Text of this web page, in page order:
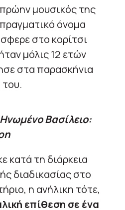
μουσικός της
όνομα
στο κορίτσι
μόλις 12 ετών
στα παρασκήνια
του.
Βασίλειο:
κατά τη διάρκεια
διαδικασίας στο
η ανήλικη τότε,
επίθεση σε ένα